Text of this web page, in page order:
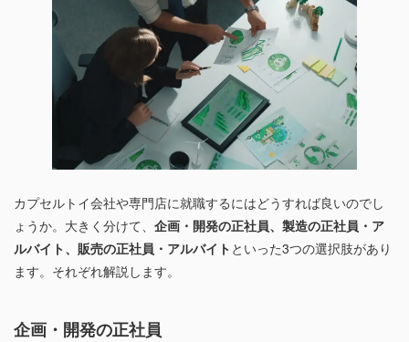
カプセルトイ会社や専門店に就職するにはどうすれば良いのでし
ょうか。大きく分けて、 企画・開発の正社員、製造の正社員・ア
ルバイト、販売の正社員・アルバイト といった3つの選択肢があり
ます。それぞれ解説します。
企画・開発の正社員